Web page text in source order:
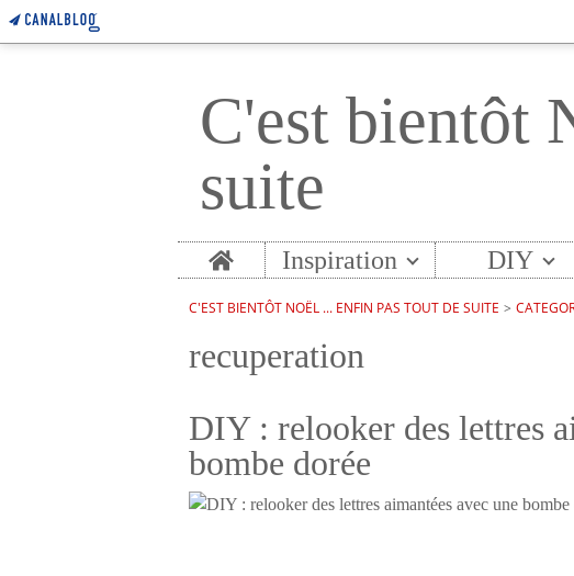
C'est bientôt
suite
Home Inspiration DIY
C'EST BIENTÔT NOËL ... ENFIN PAS TOUT DE SUITE >
recuperation
DIY : relooker des lettres
bombe dorée